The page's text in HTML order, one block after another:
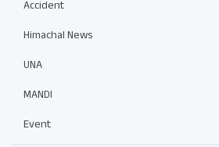
Accident
Himachal News
UNA
MANDI
Event